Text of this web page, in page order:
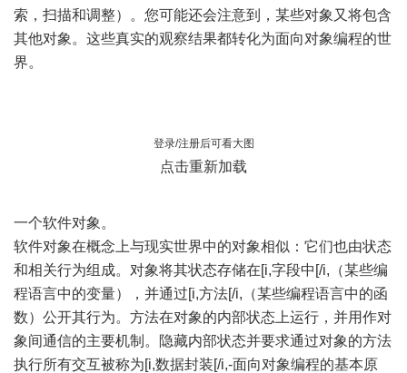
索，扫描和调整）。您可能还会注意到，某些对象又将包含
其他对象。这些真实的观察结果都转化为面向对象编程的世
界。
登录/注册后可看大图
点击重新加载
一个软件对象。
软件对象在概念上与现实世界中的对象相似：它们也由状态
和相关行为组成。对象将其状态存储在[i,字段中[/i,（某些编
程语言中的变量），并通过[i,方法[/i,（某些编程语言中的函
数）公开其行为。方法在对象的内部状态上运行，并用作对
象间通信的主要机制。隐藏内部状态并要求通过对象的方法
执行所有交互被称为[i,数据封装[/i,-面向对象编程的基本原